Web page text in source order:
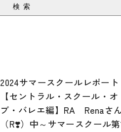
検索
2024サマースクールレポート
【セントラル・スクール・オ
ブ・バレエ編】RA Renaさ
（R❣️）中～サマースクール